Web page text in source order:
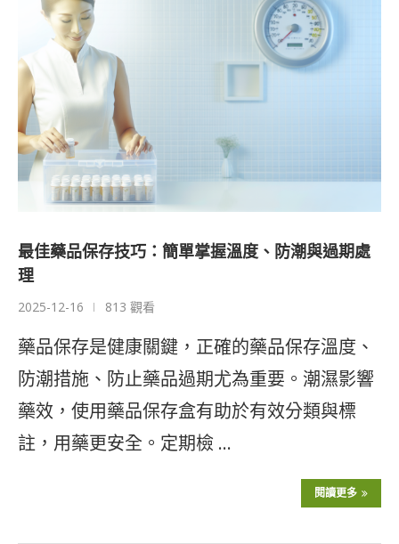
最佳藥品保存技巧：簡單掌握溫度、防潮與過期處
理
2025-12-16 813 觀看
藥品保存是健康關鍵，正確的藥品保存溫度、
防潮措施、防止藥品過期尤為重要。潮濕影響
藥效，使用藥品保存盒有助於有效分類與標
註，用藥更安全。定期檢 …
閱讀更多